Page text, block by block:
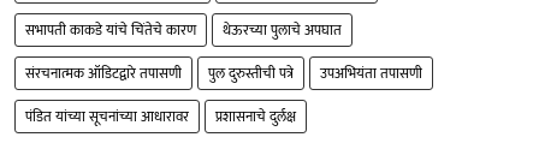
सभापती काकडे यांचे चिंतेचे कारण
थेऊरच्या पुलाचे अपघात
संरचनात्मक ऑडिटद्वारे तपासणी
पुल दुरुस्तीची पत्रे
उपअभियंता तपासणी
पंडित यांच्या सूचनांच्या आधारावर
प्रशासनाचे दुर्लक्ष